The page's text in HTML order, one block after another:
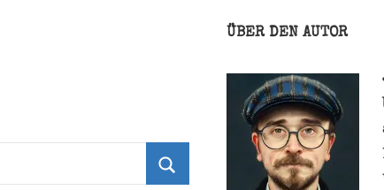
ÜBER DEN AUTOR